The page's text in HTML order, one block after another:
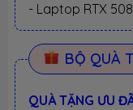
- Laptop RTX
BỘ QUÀ
QUÀ TẶNG ƯU